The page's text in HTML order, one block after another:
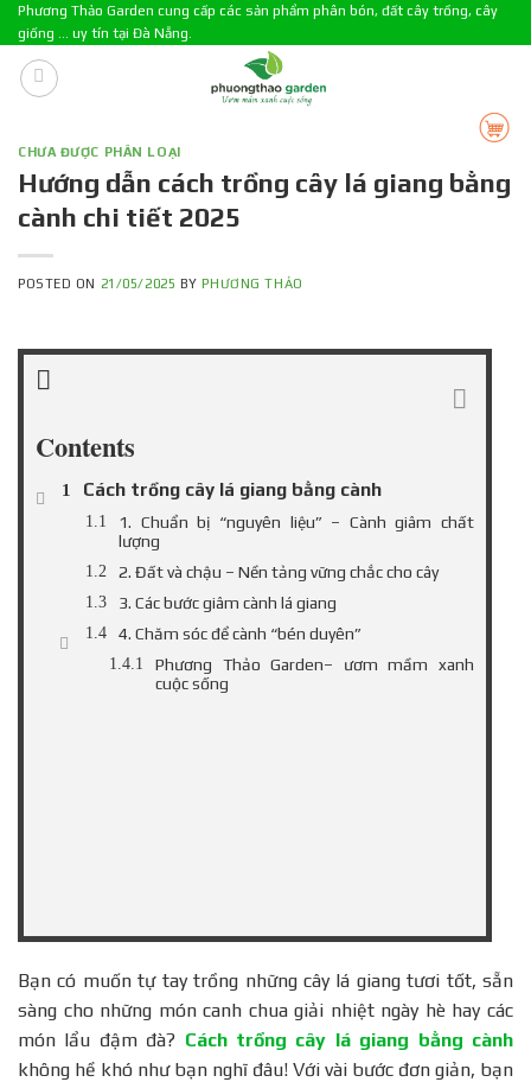
Skip
to
content
Phương Thảo Garden cung cấp các sản phẩm phân bón, đất cây trồng, cây
giống ... uy tín tại Đà Nẵng.
CHƯA ĐƯỢC PHÂN LOẠI
Hướng dẫn cách trồng cây lá giang bằng
cành chi tiết 2025
POSTED ON 21/05/2025 BYPHƯƠNG THẢO
Contents
Cách trồng cây lá giang bằng cành
1. Chuẩn bị “nguyên liệu” – Cành giâm chất
lượng
2. Đất và chậu – Nền tảng vững chắc cho cây
3. Các bước giâm cành lá giang
4. Chăm sóc để cành “bén duyên”
Phương Thảo Garden– ươm mầm xanh
cuộc sống
Bạn có muốn tự tay trồng những cây lá giang tươi tốt, sẵn
sàng cho những món canh chua giải nhiệt ngày hè hay các
món lẩu đậm đà? Cách trồng cây lá giang bằng cành
không hề khó như bạn nghĩ đâu! Với vài bước đơn giản, bạn